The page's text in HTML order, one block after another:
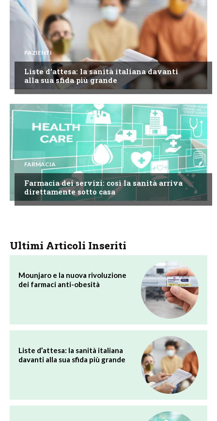
PAZIENTI
Liste d’attesa: la sanità italiana davanti
alla sua sfida più grande
FARMACIA
Farmacia dei servizi: così la sanità arriva
direttamente sotto casa
Ultimi Articoli Inseriti
Mounjaro e la nuova rivoluzione
dei farmaci anti-obesità
Liste d’attesa: la sanità italiana
davanti alla sua sfida più grande